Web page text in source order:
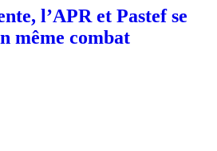
l’APR et Pastef se
même combat